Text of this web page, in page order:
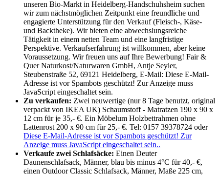
unseren Bio-Markt in Heidelberg-Handschuhsheim suchen
wir zum nächstmöglichen Zeitpunkt eine freundliche und
engagierte Unterstützung für den Verkauf (Fleisch-, Käse-
und Backtheke). Wir bieten eine abwechslungsreiche
Tätigkeit in einem netten Team und eine langfristige
Perspektive. Verkaufserfahrung ist willkommen, aber keine
Voraussetzung. Wir freuen uns auf Ihre Bewerbung! Fair &
Quer Naturkost/Naturwaren GmbH, Antje Seyler,
Steubenstraße 52, 69121 Heidelberg, E-Mail: Diese E-Mail-
Adresse ist vor Spambots geschützt! Zur Anzeige muss
JavaScript eingeschaltet sein.
Zu verkaufen: Zwei neuwertige (nur 8 Tage benutzt, original
verpackt von IKEA UK) Schaumstoff - Matratzen 190 x 90 x
12 cm für je 35,- €. Ein Möbelum Holzbettrahmen ohne
Lattenrost 200 x 90 cm für 25,- €. Tel: 0157 39378724 oder
Diese E-Mail-Adresse ist vor Spambots geschützt! Zur
Anzeige muss JavaScript eingeschaltet sein..
Verkaufe zwei Schlafsäcke: Einen Deuter
Daunenschlafsack, Männer, blau bis minus 4°C für 40,- €,
einen Outdoor Classic Schlafsack, Männer, Maße 225 cm,